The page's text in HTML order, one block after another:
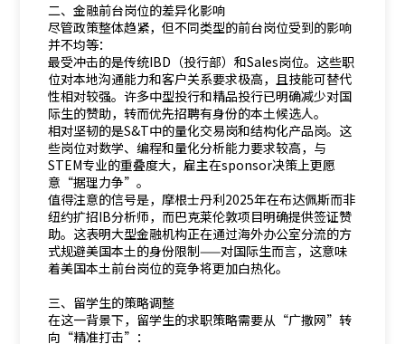
二、金融前台岗位的差异化影响
尽管政策整体趋紧，但不同类型的前台岗位受到的影响
并不均等：
最受冲击的是传统IBD（投行部）和Sales岗位。这些职
位对本地沟通能力和客户关系要求极高，且技能可替代
性相对较强。许多中型投行和精品投行已明确减少对国
际生的赞助，转而优先招聘有身份的本土候选人。
相对坚韧的是S&T中的量化交易岗和结构化产品岗。这
些岗位对数学、编程和量化分析能力要求较高，与
STEM专业的重叠度大，雇主在sponsor决策上更愿
意“据理力争”。
值得注意的信号是，摩根士丹利2025年在布达佩斯而非
纽约扩招IB分析师，而巴克莱伦敦项目明确提供签证赞
助。这表明大型金融机构正在通过海外办公室分流的方
式规避美国本土的身份限制——对国际生而言，这意味
着美国本土前台岗位的竞争将更加白热化。
三、留学生的策略调整
在这一背景下，留学生的求职策略需要从“广撒网”转
向“精准打击”：